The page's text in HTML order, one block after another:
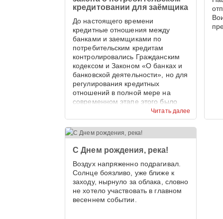
Читать далее
кредитовании для заёмщика
До настоящего времени
кредитные отношения между
банками и заемщиками по
потребительским кредитам
контролировались Гражданским
кодексом и Законом «О банках и
банковской деятельности», но для
регулирования кредитных
отношений в полной мере на
современном этапе этого было
С Днем рождения, река!
Воздух напряженно подрагивал.
Солнце боязливо, уже ближе к
заходу, нырнуло за облака, словно
не хотело участвовать в главном
весеннем событии.